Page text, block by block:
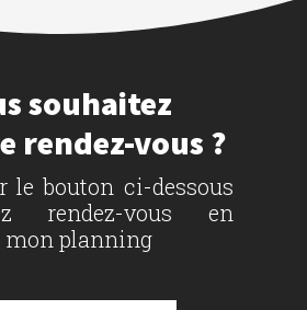
souhaitez
rendez-vous ?
le bouton ci-dessous
rendez-vous en
planning